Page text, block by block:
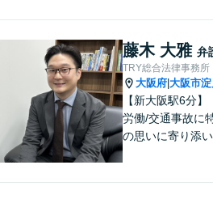
藤木 大雅 弁
TRY総合法律事務所
大阪府 大阪市
【新大阪駅6分
労働/交通事故に
の思いに寄り添い